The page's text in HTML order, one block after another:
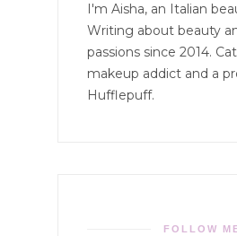
I'm Aisha, an Italian
Writing about beauty
passions since 2014.
makeup addict and a
Hufflepuff.
FOLLOW